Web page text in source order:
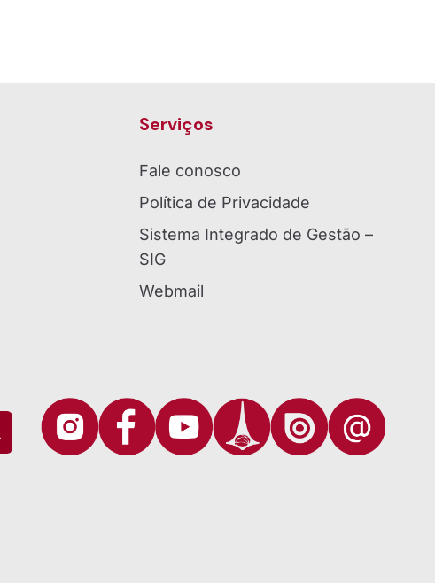
Serviços
Fale conosco
Política de Privacidade
Sistema Integrado de Gestão –
SIG
Webmail